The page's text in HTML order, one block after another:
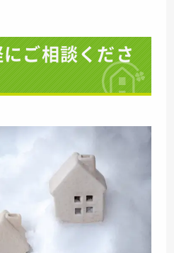
ご相談くださ